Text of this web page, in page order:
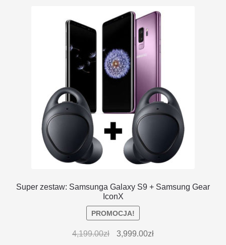
DOSTAWA I ZWROTY
POLITYKA PRYWATNOŚCI
REGULAMIN SKLEPU
Super zestaw: Samsunga Galaxy S9 + Samsung Gear
IconX
PROMOCJA!
4,199.00zł 3,999.00zł